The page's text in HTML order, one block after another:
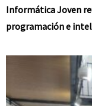
Informática Joven
programación e